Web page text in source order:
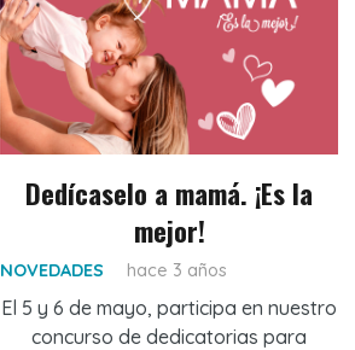
Dedícaselo a mamá. ¡Es la
mejor!
NOVEDADES hace 3 años
El 5 y 6 de mayo, participa en nuestro
concurso de dedicatorias para